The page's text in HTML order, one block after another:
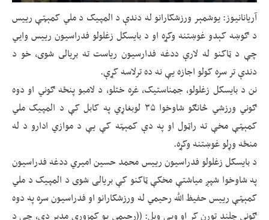
آریانانیوز: یوشمېر ورزشکارانو له دندې د المپیک د ملي کمېټې رییس
د ګوښه کېدو غوښتنه وکړه او د بایسکل زغلولو فدراسیون رییس وايي
چې د ټاکنو له لارې ددغه فدارسیون ریاست ته بريالى شوى، خو د
دندې تر سره کولو اجازه یې نه ده ترلاسه کړې.
نن د بایسکل زغلولو، جمناستیک، غره ختلو، د لامبو پنځه ګوني او دوه
ګوني ورزشي څانګو شاوخوا ۳۵ لوبغاړي په کابل کې د المپیک ملي
کمېټې مخې ته راټول او په دې کمېټه کې یې د موازي ادارو د له
منځه وړلو غوښتنه وکړه.
د بایسکل زغلولو فدراسیون رییس محمد حسین امیري ددغه فدراسیون
په شاوخوا شپږ میاشتې مخکې ټاکنو کې بریالی شوی د المپیک د ملي
کمېټې رییس حفیظ الله رحیمي له ورزشکارانو او فدراسیون سره په دوه
ګوني چلند تورن کړ او ویې ویل: ((رحیمي یو کمزوری مدیر دی، چې د